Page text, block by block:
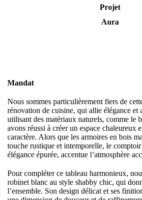
Projet
Aura
Mandat
Nous sommes particulièrement fiers de
rénovation de cuisine, qui allie élégance et
utilisant des matériaux naturels, comme le
avons réussi à créer un espace chaleureux
caractère. Alors que les armoires en bois
touche rustique et intemporelle, le
élégance épurée, accentue l’atmosphère
Pour compléter ce tableau harmonieux,
robinet blanc au style shabby chic, qui
l’ensemble. Son design délicat et ses